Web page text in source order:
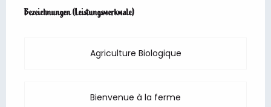
Bezeichnungen (Leistungsmerkmale)
Bezeichnungen (Leistungsmerkmale)
Agriculture Biologique
Bienvenue à la ferme